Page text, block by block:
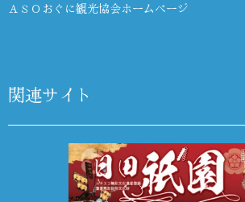
ＡＳＯおぐに観光協会ホームページ
関連サイト